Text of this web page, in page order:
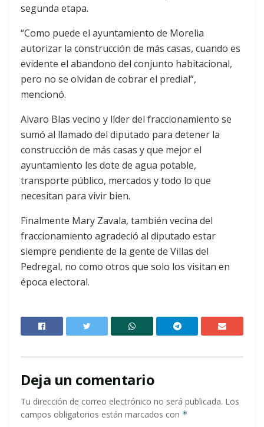
segunda etapa.
“Como puede el ayuntamiento de Morelia
autorizar la construcción de más casas, cuando es
evidente el abandono del conjunto habitacional,
pero no se olvidan de cobrar el predial”,
mencionó.
Alvaro Blas vecino y líder del fraccionamiento se
sumó al llamado del diputado para detener la
construcción de más casas y que mejor el
ayuntamiento les dote de agua potable,
transporte público, mercados y todo lo que
necesitan para vivir bien.
Finalmente Mary Zavala, también vecina del
fraccionamiento agradeció al diputado estar
siempre pendiente de la gente de Villas del
Pedregal, no como otros que solo los visitan en
época electoral.
Deja un comentario
Tu dirección de correo electrónico no será publicada. Los
campos obligatorios están marcados con *